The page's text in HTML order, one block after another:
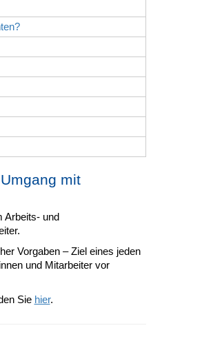
mit
Arbeits- und
Vorgaben – Ziel eines jeden
und Mitarbeiter vor
Sie hier.